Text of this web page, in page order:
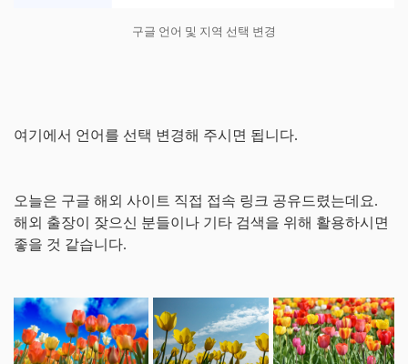
구글 언어 및 지역 선택 변경
여기에서 언어를 선택 변경해 주시면 됩니다.
오늘은 구글 해외 사이트 직접 접속 링크 공유드렸는데요.
해외 출장이 잦으신 분들이나 기타 검색을 위해 활용하시면
좋을 것 같습니다.